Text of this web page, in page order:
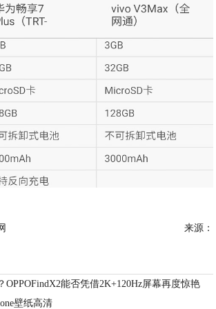
来源：
OPPOFindX2能否凭借2K+120Hz屏幕再度惊艳
壁纸高清